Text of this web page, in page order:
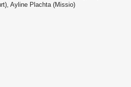
Ayline Plachta (Missio)